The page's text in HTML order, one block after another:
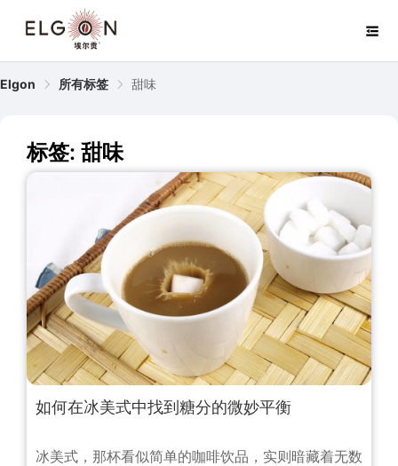
Elgon 所有标签 甜味
标签: 甜味
如何在冰美式中找到糖分的微妙平衡
冰美式，那杯看似简单的咖啡饮品，实则暗藏着无数